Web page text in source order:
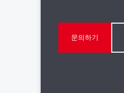
문의하기